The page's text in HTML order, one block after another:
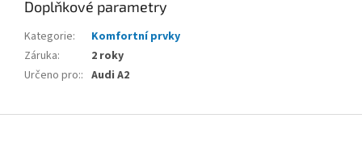
Doplňkové parametry
Kategorie:
Komfortní prvky
Záruka:
2 roky
Určeno pro:: Audi A2